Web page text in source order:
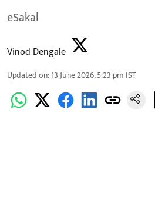
eSakal
Vinod Dengale
Updated on:13 June 2026, 5:23 pm IST